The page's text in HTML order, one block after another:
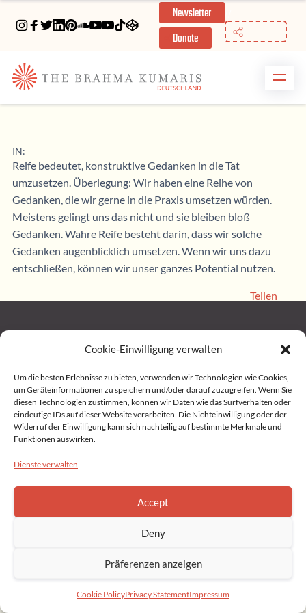
Cookie-Einwilligung verwalten
Um die besten Erlebnisse zu bieten, verwenden wir Technologien wie Cookies,
um Geräteinformationen zu speichern und/oder darauf zuzugreifen. Wenn Sie
diesen Technologien zustimmen, können wir Daten wie das Surfverhalten oder
eindeutige IDs auf dieser Website verarbeiten. Die Nichteinwilligung oder der
Widerruf der Einwilligung kann sich nachteilig auf bestimmte Merkmale und
Funktionen auswirken.
Dienste verwalten
Accept
Deny
Präferenzen anzeigen
Cookie PolicyPrivacy StatementImpressum
Newsletter
Donate
IN:
Reife bedeutet, konstruktive Gedanken in die Tat
umzusetzen. Überlegung: Wir haben eine Reihe von
Gedanken, die wir gerne in die Praxis umsetzen würden.
Meistens gelingt uns das nicht und sie bleiben bloß
Gedanken. Wahre Reife besteht darin, dass wir solche
Gedanken augenblicklich umsetzen. Wenn wir uns dazu
entschließen, können wir unser ganzes Potential nutzen.
Teilen
Home
Impressum
Datenschutz
Cookie Policy (EU)